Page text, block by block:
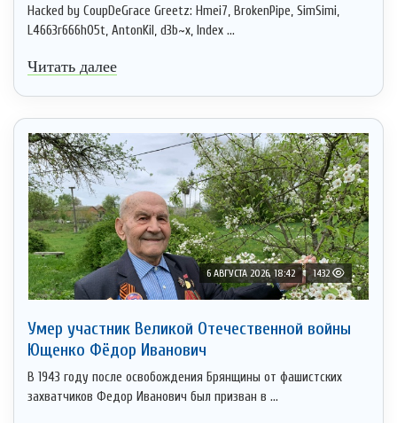
Hacked by CoupDeGrace Greetz: Hmei7, BrokenPipe, SimSimi,
L4663r666h05t, AntonKil, d3b~x, Index ...
Читать далее
6 АВГУСТА 2026, 18:42 1432
Умер участник Великой Отечественной войны
Ющенко Фёдор Иванович
В 1943 году после освобождения Брянщины от фашистских
захватчиков Федор Иванович был призван в ...